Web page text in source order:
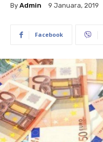
By Admin 9 Januara, 2019
Facebook